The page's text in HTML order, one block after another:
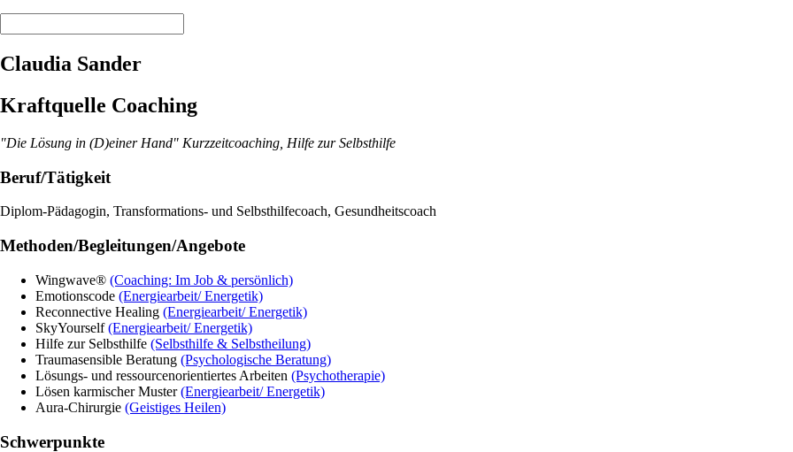
Claudia Sander
Kraftquelle Coaching
"Die Lösung in (D)einer Hand" Kurzzeitcoaching, Hilfe zur Selbsthilfe
Beruf/Tätigkeit
Diplom-Pädagogin, Transformations- und Selbsthilfecoach, Gesundheitscoach
Methoden/Begleitungen/Angebote
Wingwave® (Coaching: Im Job & persönlich)
Emotionscode (Energiearbeit/ Energetik)
Reconnective Healing (Energiearbeit/ Energetik)
SkyYourself(Energiearbeit/ Energetik)
Hilfe zur Selbsthilfe (Selbsthilfe & Selbstheilung)
Traumasensible Beratung (Psychologische Beratung)
Lösungs- und ressourcenorientiertes Arbeiten (Psychotherapie)
Lösen karmischer Muster(Energiearbeit/ Energetik)
Aura-Chirurgie (Geistiges Heilen)
Schwerpunkte